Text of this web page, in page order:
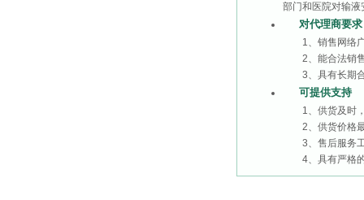
部门和医院对输液
对代理商要求
1、销售网络广
2、能合法销售
3、具有长期合
可提供支持
1、供货及时，
2、供货价格最
3、售后服务工
4、具有严格的